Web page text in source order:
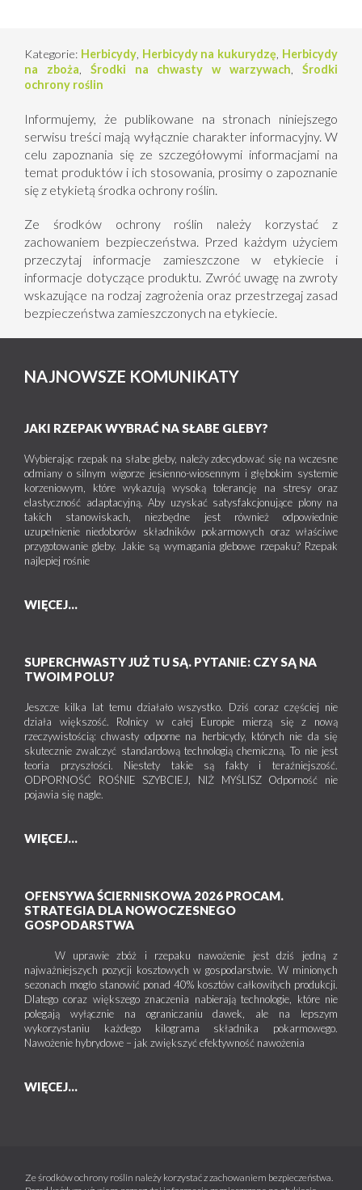
– Należy uwzględnić następstwo roślin
Kategorie: Herbicydy, Herbicydy na kukurydzę Herbicydy
na zboża
Środki na chwasty w warzywach ,Środki
ochrony roślin
Informujemy, że publikowane na stronach niniejszego
serwisu treści mają wyłącznie charakter informacyjny. W
celu zapoznania się ze szczegółowymi informacjami na
temat produktów i ich stosowania, prosimy o zapoznanie
się z etykietą środka ochrony roślin.
Ze środków ochrony roślin należy korzystać z
zachowaniem bezpieczeństwa. Przed każdym użyciem
przeczytaj informacje zamieszczone w etykiecie i
informacje dotyczące produktu. Zwróć uwagę na zwroty
wskazujące na rodzaj zagrożenia oraz przestrzegaj zasad
bezpieczeństwa zamieszczonych na etykiecie.
NAJNOWSZE KOMUNIKATY
JAKI RZEPAK WYBRAĆ NA SŁABE GLEBY?
Wybierając rzepak na słabe gleby, należy zdecydować się na wczesne
odmiany o silnym wigorze jesienno-wiosennym i głębokim systemie
korzeniowym, które wykazują wysoką tolerancję na stresy oraz
elastyczność adaptacyjną. Aby uzyskać satysfakcjonujące plony na
takich stanowiskach, niezbędne jest również odpowiednie
uzupełnienie niedoborów składników pokarmowych oraz właściwe
przygotowanie gleby. Jakie są wymagania glebowe rzepaku? Rzepak
najlepiej rośnie
WIĘCEJ...
SUPERCHWASTY JUŻ TU SĄ. PYTANIE: CZY SĄ NA
TWOIM POLU?
Jeszcze kilka lat temu działało wszystko. Dziś coraz częściej nie
działa większość. Rolnicy w całej Europie mierzą się z nową
rzeczywistością: chwasty odporne na herbicydy, których nie da się
skutecznie zwalczyć standardową technologią chemiczną. To nie jest
teoria przyszłości. Niestety takie są fakty i teraźniejszość.
ODPORNOŚĆ ROŚNIE SZYBCIEJ, NIŻ MYŚLISZ Odporność nie
pojawia się nagle.
WIĘCEJ...
OFENSYWA ŚCIERNISKOWA 2026 PROCAM.
STRATEGIA DLA NOWOCZESNEGO
GOSPODARSTWA
W uprawie zbóż i rzepaku nawożenie jest dziś jedną z
najważniejszych pozycji kosztowych w gospodarstwie. W minionych
sezonach mogło stanowić ponad 40% kosztów całkowitych produkcji.
Dlatego coraz większego znaczenia nabierają technologie, które nie
polegają wyłącznie na ograniczaniu dawek, ale na lepszym
wykorzystaniu każdego kilograma składnika pokarmowego.
Nawożenie hybrydowe – jak zwiększyć efektywność nawożenia
WIĘCEJ...
Ze środków ochrony roślin należy korzystać z zachowaniem bezpieczeństwa.